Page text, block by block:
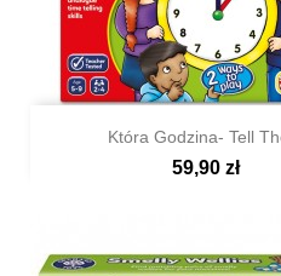
Szybki podgląd
Która Godzina- Tell
59,90 zł